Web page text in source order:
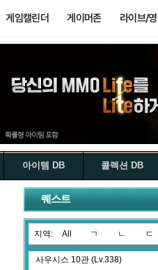
게임캘린더 게이머존 라이브/
아이템 DB 콜렉션 DB
퀘스트
지역: All ㄱ ㄴ ㄷ
사우시스 10관 (Lv.338)